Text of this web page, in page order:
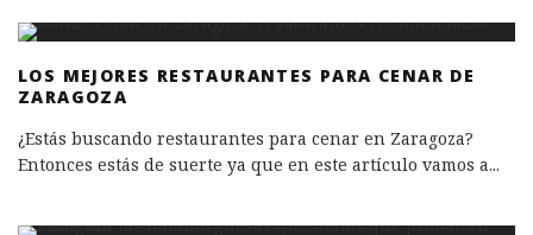
LOS MEJORES RESTAURANTES PARA CENAR DE
ZARAGOZA
¿Estás buscando restaurantes para cenar en Zaragoza?
Entonces estás de suerte ya que en este artículo vamos a...